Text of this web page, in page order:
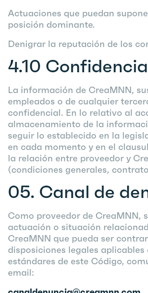
Actuaciones que puedan
posición dominante.
Denigrar la reputación de los
4.10
La información de CreaMNN,
empleados o de cualquier
confidencial. En lo relativo al
almacenamiento de la
seguir lo establecido en la
en cada momento y en el
la relación entre proveedor y
(condiciones generales,
05. Canal de
Como proveedor de CreaMNN,
actuación o situación
CreaMNN que pueda ser
disposiciones legales aplicables
estándares de este Código,
email: